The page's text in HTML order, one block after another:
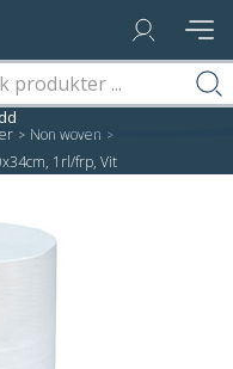
/ Non woven /
1rl/frp, Vit